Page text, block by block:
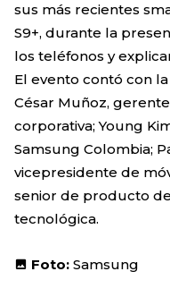
sus más recientes
S9+, durante la
los teléfonos y
El evento contó con
César Muñoz,
corporativa; Young
Samsung Colombia;
vicepresidente de
senior de producto
tecnológica.
Foto: Samsung